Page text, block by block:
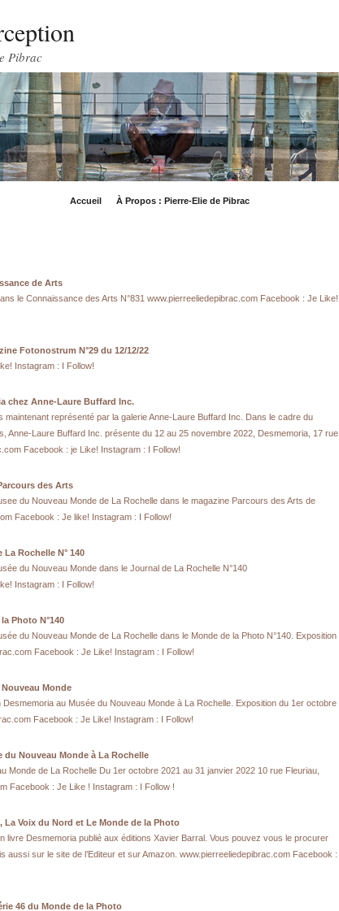
Pibrac
Accueil À Propos : Pierre-Elie de Pibrac
de Arts
le Connaissance des Arts N°831 www.pierreeliedepibrac.com Facebook : Je Like!
Fotonostrum N°29 du 12/12/22
Instagram : I Follow!
chez Anne-Laure Buffard Inc.
représenté par la galerie Anne-Laure Buffard Inc. Dans le cadre du
Anne-Laure Buffard Inc. présente du 12 au 25 novembre 2022, Desmemoria, 17 rue
Facebook : je Like! Instagram : I Follow!
des Arts
du Nouveau Monde de La Rochelle dans le magazine Parcours des Arts de
Facebook : Je like! Instagram : I Follow!
Rochelle N° 140
du Nouveau Monde dans le Journal de La Rochelle N°140
Instagram : I Follow!
Photo N°140
du Nouveau Monde de La Rochelle dans le Monde de la Photo N°140. Exposition
Facebook : Je Like! Instagram : I Follow!
Monde
au Musée du Nouveau Monde à La Rochelle. Exposition du 1er octobre
Facebook : Je Like! Instagram : I Follow!
du Nouveau Monde à La Rochelle
Monde de La Rochelle Du 1er octobre 2021 au 31 janvier 2022 10 rue Fleuriau,
Facebook : Je Like ! Instagram : I Follow !
La Voix du Nord et Le Monde de la Photo
livre Desmemoria publié aux éditions Xavier Barral. Vous pouvez vous le procurer
aussi sur le site de l’Editeur et sur Amazon. www.pierreeliedepibrac.com Facebook :
46 du Monde de la Photo